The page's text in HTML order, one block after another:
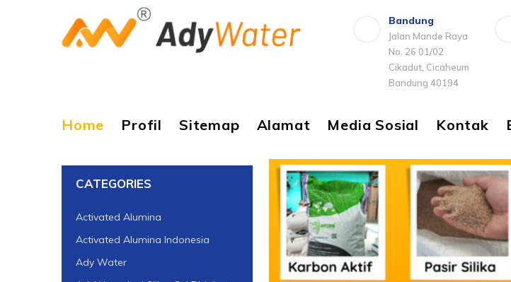
Bandung
Jalan Mande Raya
No. 26 01/02
Cikadut, Cicaheum
Bandung 40194
Home Profil Sitemap Alamat Media Sosial Kontak
CATEGORIES
Activated Alumina
Activated Alumina Indonesia
Ady Water